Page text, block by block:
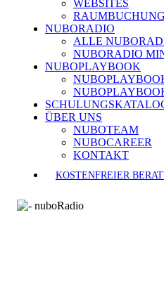
WEBSITES
NUBORADIO
ALLE
NUBORADIO
NUBOPLAYBOOK
ÜBER UNS
NUBOTEAM
NUBOCAREER
KONTAKT
KOSTENFREIER